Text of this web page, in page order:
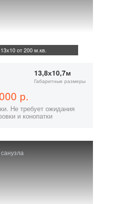
от 200 м.кв.
13,8х10,7м
Габаритные размеры
р.
Не требует ожидания
и конопатки